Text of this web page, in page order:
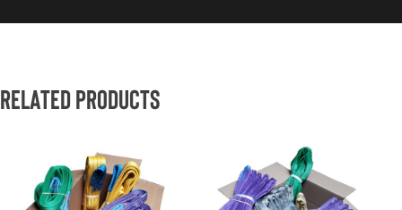
Related products